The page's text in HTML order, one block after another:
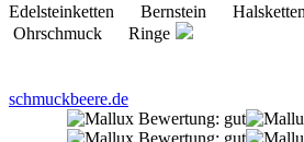
Edelsteinketten Bernstein
Ohrschmuck Ringe
schmuckbeere.de